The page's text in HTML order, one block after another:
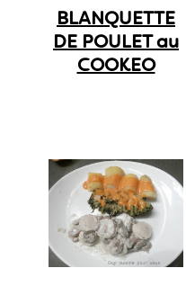
BLANQUETTE
DE POULET au
COOKEO